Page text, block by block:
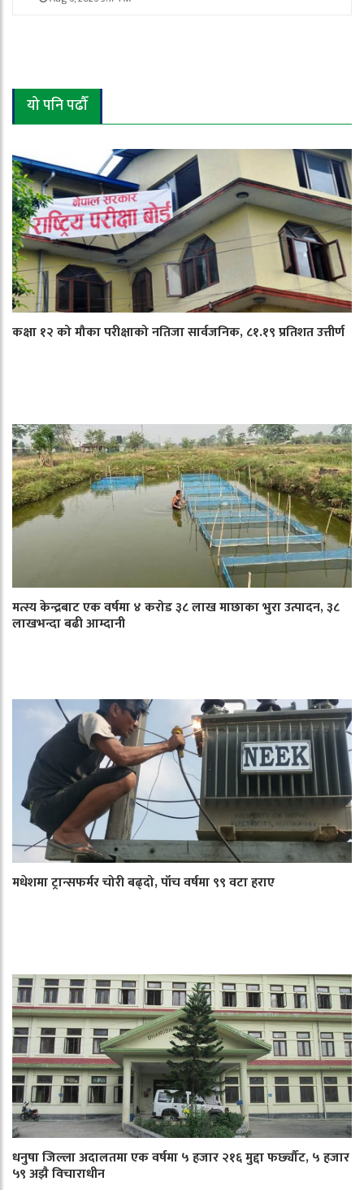
यो पनि पढौँ
कक्षा १२ को मौका परीक्षाको नतिजा सार्वजनिक, ८१.१९ प्रतिशत उत्तीर्ण
मत्स्य केन्द्रबाट एक वर्षमा ४ करोड ३८ लाख माछाका भुरा उत्पादन, ३८
लाखभन्दा बढी आम्दानी
मधेशमा ट्रान्सफर्मर चोरी बढ्दो, पाँच वर्षमा ९९ वटा हराए
धनुषा जिल्ला अदालतमा एक वर्षमा ५ हजार २१६ मुद्दा फर्छ्यौट, ५ हजार
५९ अझै विचाराधीन